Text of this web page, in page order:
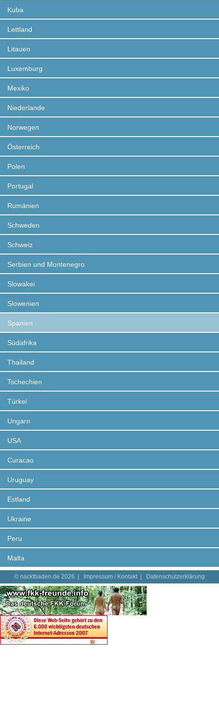
Kuba
Lettland
Litauen
Luxemburg
Mexiko
Niederlande
Norwegen
Österreich
Polen
Portugal
Rumänien
Schweden
Schweiz
Serbien und Montenegro
Slowakei
Slowenien
Spanien
Südafrika
Thailand
Tschechien
Türkei
Ungarn
USA
Curacao
Uruguay
Estland
Ukraine
Peru
Malta
© nacktbaden.de 2026 | Impressum / Kontakt| Datenschutzerklärung